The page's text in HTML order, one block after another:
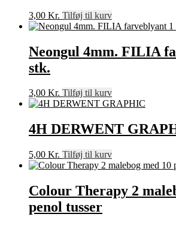
3,00 Kr. Tilføj til kurv
Neongul 4mm. FILIA
stk.
3,00 Kr. Tilføj til kurv
4H DERWENT
5,00 Kr. Tilføj til kurv
Colour Therapy 2
penol tusser